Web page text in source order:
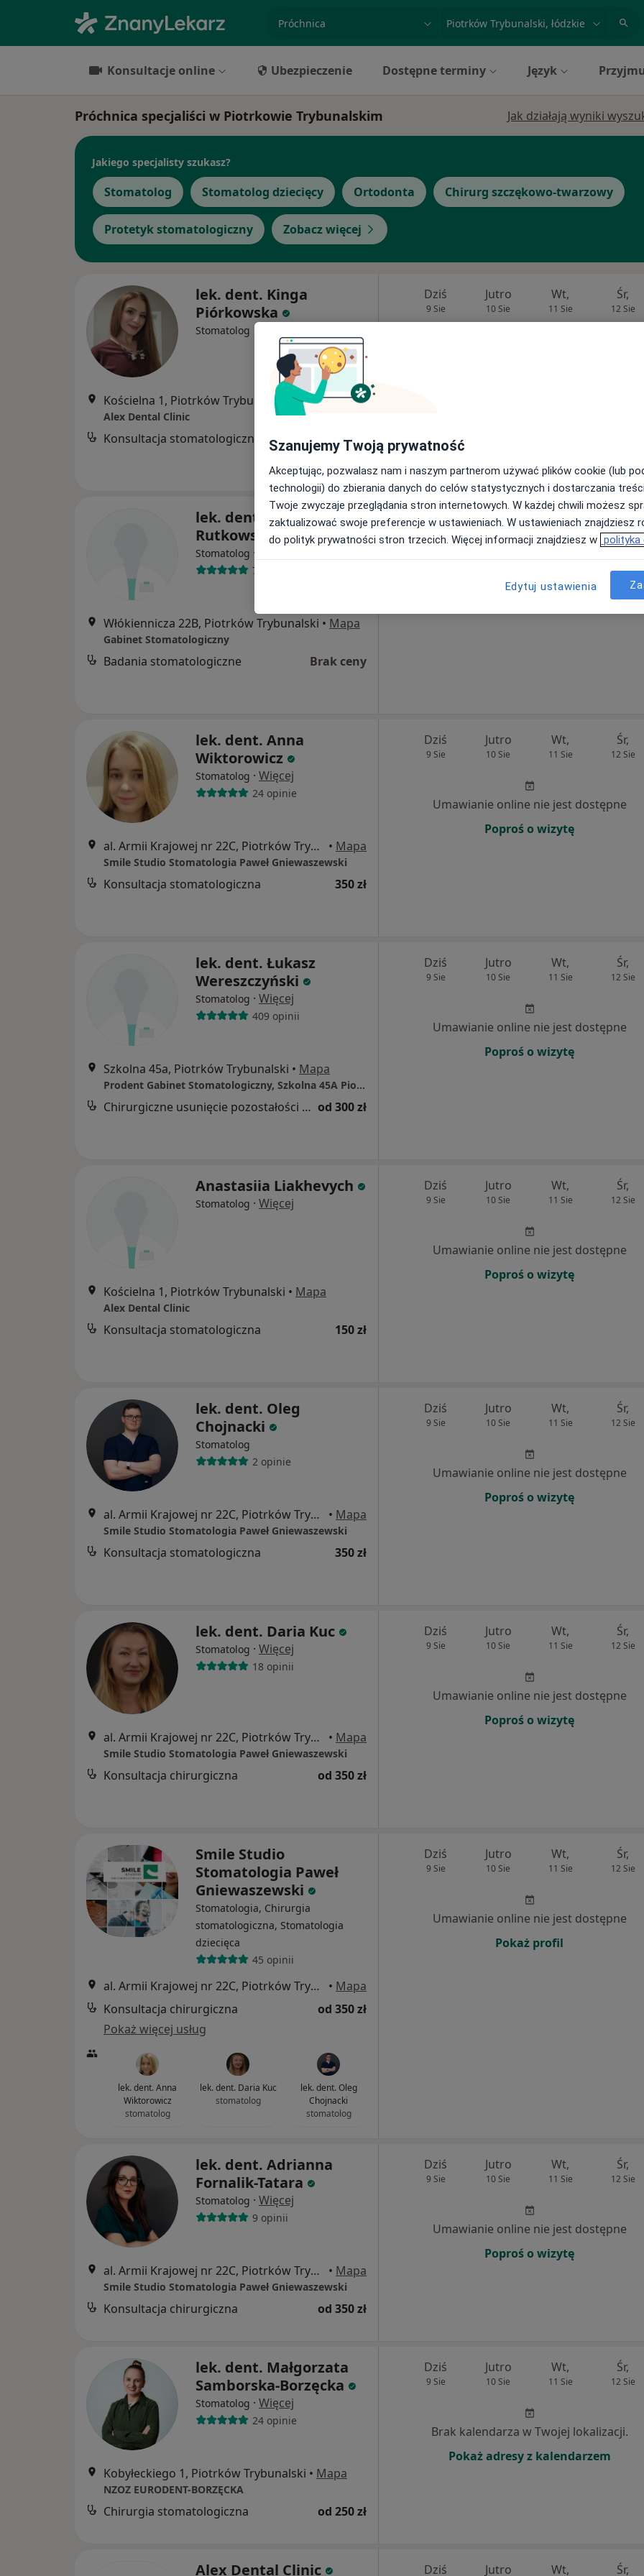
specjalizacja, badanie lub nazwiskomiasto lub dzielnica
Konsultacje online Ubezpieczenie Dostępne terminy Język
Próchnica specjaliści w Piotrkowie Trybunalskim Jak działają wyniki
Jakiego specjalisty szukasz?
Stomatolog Stomatolog dziecięcy Ortodonta Chirurg szczękowo-twarzowy
Protetyk stomatologiczny Zobacz więcej
lek. dent. Kinga
Piórkowska
Stomatolog
Kościelna 1, Piotrków Trybunalski Mapa
Alex Dental Clinic
Konsultacja stomatologiczna 150 zł
Dziś
9 Sie
Jutro
10 Sie
Wt,
11 Sie
Śr,
12 Sie
lek. dent. Jacek
Rutkowski
Stomatolog ·
71 opinii
Włókiennicza 22B, Piotrków Trybunalski • Mapa
Gabinet Stomatologiczny
Badania stomatologiczne Brak ceny
Dziś Jutro Wt, Śr,
12 Sie
Umawianie online nie jest dostępne
lek. dent. Anna
Wiktorowicz
Stomatolog · Więcej
24 opinie
al. Armii Krajowej nr 22C, Piotrków Trybunalski • Mapa
Smile Studio Stomatologia Paweł Gniewaszewski
Konsultacja stomatologiczna 350 zł
Dziś
9 Sie
Jutro
10 Sie
Wt,
11 Sie
Śr,
12 Sie
Umawianie online nie jest dostępne
Poproś o wizytę
lek. dent. Łukasz
Wereszczyński
Stomatolog · Więcej
409 opinii
Szkolna 45a, Piotrków Trybunalski • Mapa
Prodent Gabinet Stomatologiczny, Szkolna 45A Piotrków Trybunalski
Chirurgiczne usunięcie pozostałości korzeniowej od 300 zł
Dziś
9 Sie
Jutro
10 Sie
Wt,
11 Sie
Śr,
12 Sie
Umawianie online nie jest dostępne
Poproś o wizytę
Anastasiia Liakhevych
Stomatolog · Więcej
Kościelna 1, Piotrków Trybunalski • Mapa
Alex Dental Clinic
Konsultacja stomatologiczna 150 zł
Dziś
9 Sie
Jutro
10 Sie
Wt,
11 Sie
Śr,
12 Sie
Umawianie online nie jest dostępne
Poproś o wizytę
lek. dent. Oleg
Chojnacki
Stomatolog
2 opinie
al. Armii Krajowej nr 22C, Piotrków Trybunalski • Mapa
Smile Studio Stomatologia Paweł Gniewaszewski
Konsultacja stomatologiczna 350 zł
Dziś
9 Sie
Jutro
10 Sie
Wt,
11 Sie
Śr,
12 Sie
Umawianie online nie jest dostępne
Poproś o wizytę
lek. dent. Daria Kuc
Stomatolog · Więcej
18 opinii
al. Armii Krajowej nr 22C, Piotrków Trybunalski • Mapa
Smile Studio Stomatologia Paweł Gniewaszewski
Konsultacja chirurgiczna od 350 zł
Dziś
9 Sie
Jutro
10 Sie
Wt,
11 Sie
Śr,
12 Sie
Umawianie online nie jest dostępne
Poproś o wizytę
Smile Studio
Stomatologia Paweł
Gniewaszewski
Stomatologia, Chirurgia
stomatologiczna, Stomatologia
dziecięca
45 opinii
al. Armii Krajowej nr 22C, Piotrków Trybunalski • Mapa
Konsultacja chirurgiczna
od 350 zł
Pokaż więcej usług
lek. dent. Anna
Wiktorowicz
stomatolog
lek. dent. Daria Kuc
stomatolog
lek. dent. Oleg
Chojnacki
stomatolog
Dziś
9 Sie
Jutro
10 Sie
Wt,
11 Sie
Śr,
12 Sie
Umawianie online nie jest dostępne
Pokaż profil
lek. dent. Adrianna
Fornalik-Tatara
Stomatolog · Więcej
9 opinii
al. Armii Krajowej nr 22C, Piotrków Trybunalski • Mapa
Smile Studio Stomatologia Paweł Gniewaszewski
Konsultacja chirurgiczna od 350 zł
Dziś
9 Sie
Jutro
10 Sie
Wt,
11 Sie
Śr,
12 Sie
Umawianie online nie jest dostępne
Poproś o wizytę
lek. dent. Małgorzata
Samborska-Borzęcka
Stomatolog · Więcej
24 opinie
Kobyłeckiego 1, Piotrków Trybunalski • Mapa
NZOZ EURODENT-BORZĘCKA
Chirurgia stomatologiczna od 250 zł
Dziś
9 Sie
Jutro
10 Sie
Wt,
11 Sie
Śr,
12 Sie
Brak kalendarza w Twojej lokalizacji.
Pokaż adresy z kalendarzem
Alex Dental Clinic Dziś Jutro Wt, Śr,
Szanujemy Twoją prywatność
Akceptując, pozwalasz nam i naszym partnerom używać plików cookie (lub
technologii) do zbierania danych do celów statystycznych i dostarczania
Twoje zwyczaje przeglądania stron internetowych. W każdej chwili możesz
zaktualizować swoje preferencje w ustawieniach. W ustawieniach znajdziesz
do polityk prywatności stron trzecich. Więcej informacji znajdziesz w polityka
Edytuj ustawienia